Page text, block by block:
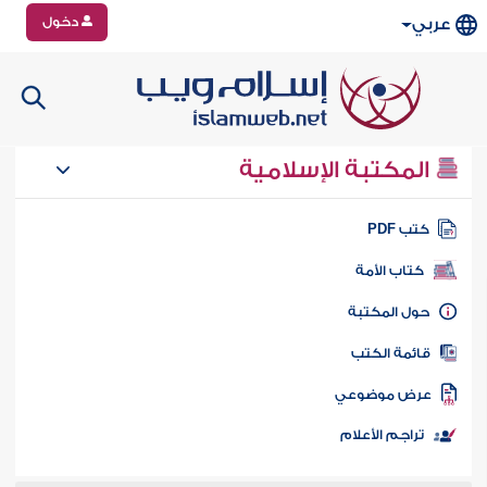
عربي دخول
المكتبة الإسلامية
كتب PDF
كتاب الأمة
المكتبة
الكتب
موضوعي